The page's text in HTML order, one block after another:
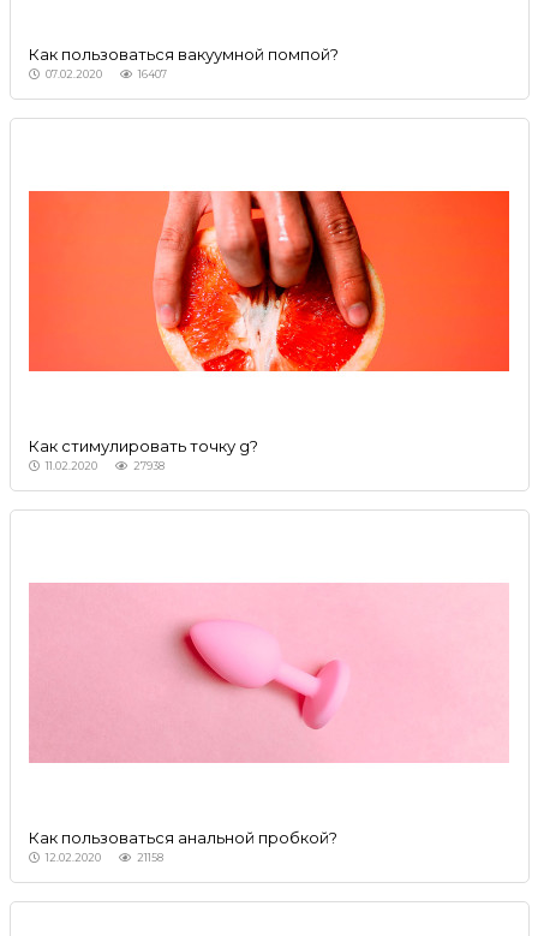
Как пользоваться вакуумной помпой?
07.02.2020 16407
Как стимулировать точку g?
11.02.2020 27938
Как пользоваться анальной пробкой?
12.02.2020 21158